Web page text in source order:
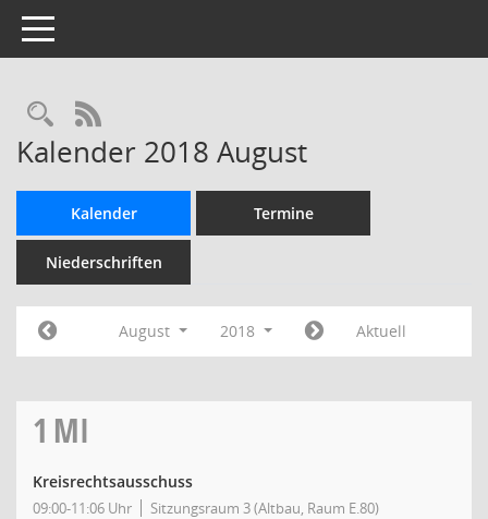
Toggle navigation
Rechercheauswahl
RSS-Feed
Kalender 2018 August
Kalender Termine
Niederschriften
August 2018 Aktuell
1 MI
Kreisrechtsausschuss
09:00-11:06 Uhr Sitzungsraum 3 (Altbau, Raum E.80)